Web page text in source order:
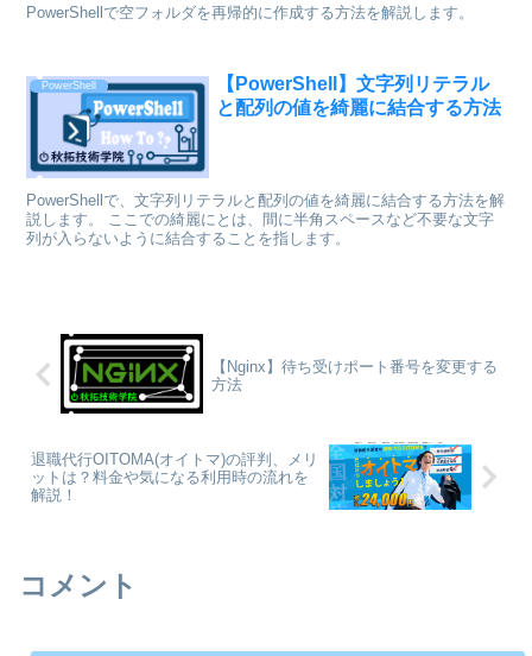
PowerShellで空フォルダを再帰的に作成する方法を解説します。
PowerShell
【PowerShell】文字列リテラル
と配列の値を綺麗に結合する方法
PowerShellで、文字列リテラルと配列の値を綺麗に結合する方法を解
説します。 ここでの綺麗にとは、間に半角スペースなど不要な文字
列が入らないように結合することを指します。
【Nginx】待ち受けポート番号を変更する
方法
退職代行OITOMA(オイトマ)の評判、メリ
ットは？料金や気になる利用時の流れを
解説！
コメント